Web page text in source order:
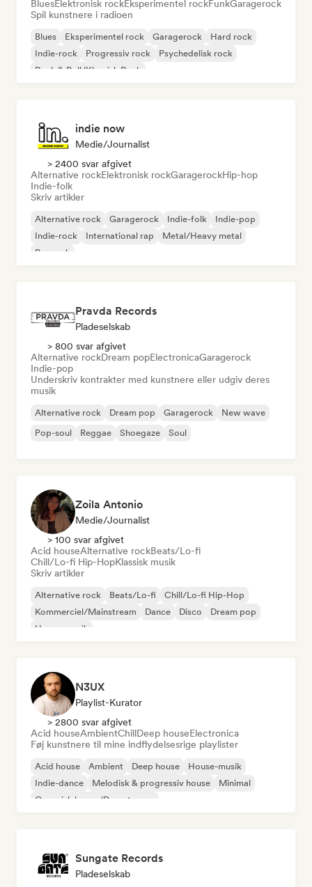
BluesElektronisk rockEksperimentel rockFunkGaragerock
Spil kunstnere i radioen
Blues Eksperimentel rock Garagerock
Hard rock
Indie-rock
Progressiv rock
Psychedelisk rock
Rock & Roll/Klassisk Rock
indie now
Medie/journalist
> 2400 svar afgivet
Alternative rockElektronisk rockGaragerockHip-hop
Indie-folk
Skriv artikler
Alternative rock Garagerock Indie-folk
Indie-pop
Indie-rock
International rap
Metal/Heavy metal
Poprock
Pravda Records
Pladeselskab
> 800 svar afgivet
Alternative rockDream popElectronicaGaragerock
Indie-pop
Underskriv kontrakter med kunstnere eller udgiv deres
musik
Alternative rock Dream pop Garagerock
New wave
Pop-soul
Reggae Shoegaze Soul
Zoila Antonio
Medie/journalist
> 100 svar afgivet
Acid houseAlternative rockBeats/Lo-fi
Chill/Lo-fi Hip-HopKlassisk musik
Skriv artikler
Alternative rock Beats/Lo-fi
Chill/Lo-fi Hip-Hop
Kommerciel/Mainstream
Dance Disco
Dream pop
House-musik
N3UX
Playlist-Kurator
> 2800 svar afgivet
Acid houseAmbientChillDeep houseElectronica
Føj kunstnere til mine indflydelsesrige playlister
Acid house Ambient Deep house
House-musik
Indie-dance
Melodisk & progressiv house
Minimal
Organisk house/Downtempo
Sungate Records
Pladeselskab